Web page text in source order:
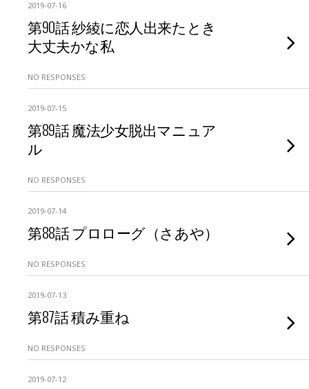
2019-07-16
第90話 紗綾に恋人出来たとき
大丈夫かな私
NO RESPONSES
2019-07-15
第89話 魔法少女脱出マニュア
ル
NO RESPONSES
2019-07-14
第88話 プロローグ（さあや）
NO RESPONSES
2019-07-13
第87話 積み重ね
NO RESPONSES
2019-07-12